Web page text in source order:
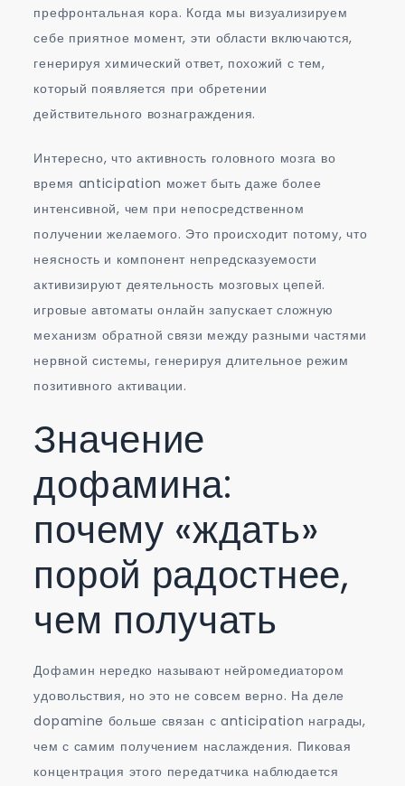
префронтальная кора. Когда мы визуализируем
себе приятное момент, эти области включаются,
генерируя химический ответ, похожий с тем,
который появляется при обретении
действительного вознаграждения.
Интересно, что активность головного мозга во
время anticipation может быть даже более
интенсивной, чем при непосредственном
получении желаемого. Это происходит потому, что
неясность и компонент непредсказуемости
активизируют деятельность мозговых цепей.
игровые автоматы онлайн запускает сложную
механизм обратной связи между разными частями
нервной системы, генерируя длительное режим
позитивного активации.
Значение
дофамина:
почему «ждать»
порой радостнее,
чем получать
Дофамин нередко называют нейромедиатором
удовольствия, но это не совсем верно. На деле
dopamine больше связан с anticipation награды,
чем с самим получением наслаждения. Пиковая
концентрация этого передатчика наблюдается